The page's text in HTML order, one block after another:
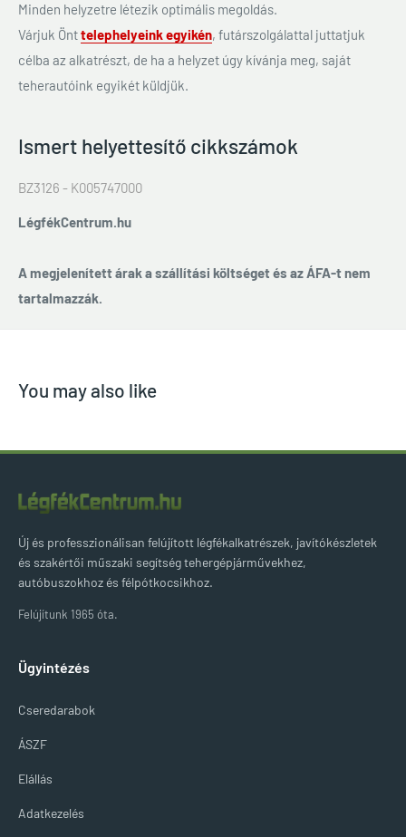
Minden helyzetre létezik optimális megoldás.
Várjuk Önttelephelyeink egyikén, futárszolgálattal juttatjuk
célba az alkatrészt, de ha a helyzet úgy kívánja meg, saját
teherautóink egyikét küldjük.
Ismert helyettesítő cikkszámok
BZ3126 - K005747000
LégfékCentrum.hu
A megjelenített árak a szállítási költséget és az ÁFA-t nem
tartalmazzák.
You may also like
Új és professzionálisan felújított légfékalkatrészek, javítókészletek
és szakértői műszaki segítség tehergépjárművekhez,
autóbuszokhoz és félpótkocsikhoz.
Felújítunk 1965 óta.
Ügyintézés
Cseredarabok
ÁSZF
Elállás
Adatkezelés